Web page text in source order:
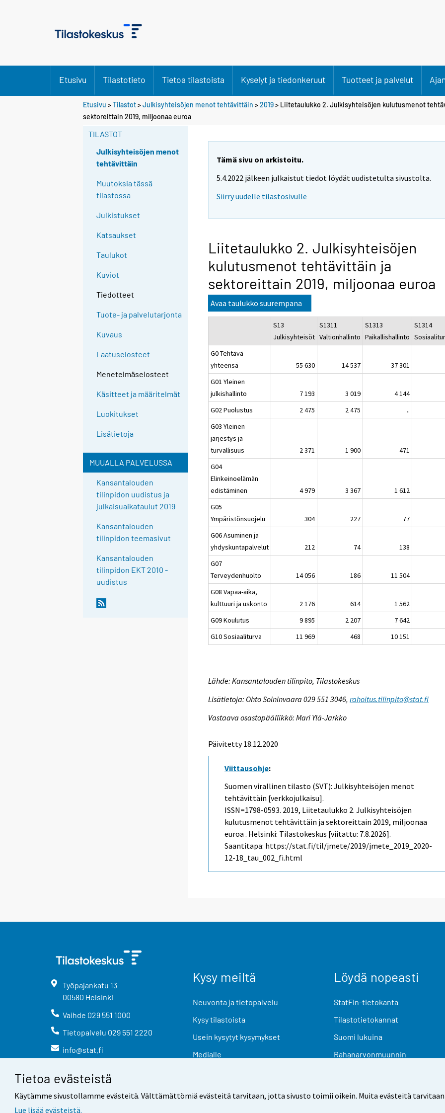
Tietoa evästeistä
Käytämme sivustollamme evästeitä. Välttämättömiä evästeitä tarvitaan, jotta sivusto toimii oikein. Muita evästeitä
Lue lisää evästeistä.
Etusivu Tilastotieto Tietoa tilastoista Kyselyt ja tiedonkeruut Tuotteet ja palvelut
Etusivu >Tilastot>Julkisyhteisöjen menot tehtävittäin >2019> Liitetaulukko 2. Julkisyhteisöjen kulutusmenot
sektoreittain 2019, miljoonaa euroa
TILASTOT
Julkisyhteisöjen menot
tehtävittäin
Muutoksia tässä
tilastossa
Julkistukset
Katsaukset
Taulukot
Kuviot
Tiedotteet
Tuote- ja palvelutarjonta
Kuvaus
Laatuselosteet
Menetelmäselosteet
Käsitteet ja määritelmät
Luokitukset
Lisätietoja
MUUALLA PALVELUSSA
Kansantalouden
tilinpidon uudistus ja
julkaisuaikataulut 2019
Kansantalouden
tilinpidon teemasivut
Kansantalouden
tilinpidon EKT 2010 -
uudistus
Tämä sivu on arkistoitu.
5.4.2022 jälkeen julkaistut tiedot löydät uudistetulta sivustolta.
Siirry uudelle tilastosivulle
Liitetaulukko 2. Julkisyhteisöjen
kulutusmenot tehtävittäin ja
sektoreittain 2019, miljoonaa euroa
Avaa taulukko suurempana
S13
Julkisyhteisöt
S1311
Valtionhallinto
S1313
Paikallishallinto
S1314
G0 Tehtävä
yhteensä
55 630 14 537 37 301
G01 Yleinen
julkishallinto
7 193 3 019 4 144
G02 Puolustus
2 475 2 475 ..
G03 Yleinen
järjestys ja
turvallisuus
2 371 1 900 471
G04
Elinkeinoelämän
edistäminen
4 979 3 367 1 612
G05
Ympäristönsuojelu
304 227 77
G06 Asuminen ja
yhdyskuntapalvelut
212 74 138
G07
Terveydenhuolto
14 056 186 11 504
G08 Vapaa-aika,
kulttuuri ja uskonto
2 176 614 1 562
G09 Koulutus
9 895 2 207 7 642
G10 Sosiaaliturva
11 969 468 10 151
Lähde: Kansantalouden tilinpito, Tilastokeskus
Lisätietoja: Ohto Soininvaara 029 551 3046,rahoitus.tilinpito@stat.fi
Vastaava osastopäällikkö: Mari Ylä-Jarkko
Päivitetty 18.12.2020
Viittausohje:
Suomen virallinen tilasto (SVT): Julkisyhteisöjen menot
tehtävittäin [verkkojulkaisu].
ISSN=1798-0593. 2019, Liitetaulukko 2. Julkisyhteisöjen
kulutusmenot tehtävittäin ja sektoreittain 2019, miljoonaa
euroa . Helsinki: Tilastokeskus [viitattu: 7.8.2026].
Saantitapa: https://stat.fi/til/jmete/2019/jmete_2019_2020-
12-18_tau_002_fi.html
Työpajankatu 13
00580 Helsinki
Vaihde 029 551 1000
Tietopalvelu 029 551 2220
info@stat.fi
Kysy meiltä
Neuvonta ja tietopalvelu
Kysy tilastoista
Usein kysytyt kysymykset
Medialle
Löydä nopeasti
StatFin-tietokanta
Tilastotietokannat
Suomi lukuina
Rahanarvonmuunnin